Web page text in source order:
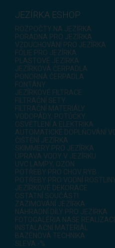
JEZÍRKA ESHOP
ROZPOČTY NA JEZÍRKA
PORADNA PRO JEZÍRKA
VZDUCHOVÁNÍ PRO JEZÍRKA
FÓLIE PRO JEZÍRKA
PLASTOVÉ JEZÍRKA
JEZÍRKOVÁ ČERPADLA
PONORNÁ ČERPADLA
FONTÁNY
JEZÍRKOVÉ FILTRACE
FILTRAČNÍ SETY
FILTRAČNÍ MATERIÁLY
VODOPÁDY, POTŮČKY
OSVĚTLENÍ A ELEKTRIKA
AUTOMATICKÉ DOPLŇOVÁNÍ
ČIŠTĚNÍ JEZÍRKA
SKIMMERY PRO JEZÍRKA
ÚPRAVA VODY V JEZÍRKU
UVC LAMPY, OZON
POTŘEBY PRO CHOV RYB
POTŘEBY PRO VODNÍ
JEZÍRKOVÉ DEKORACE
OSTATNÍ SOUČÁSTI
ZAZIMOVÁNÍ JEZÍRKA
NÁHRADNÍ DÍLY PRO JEZÍRKA
FOTOGALÉRIA NAŠE
INSTALAČNÍ MATERIÁL
BAZÉNOVÁ TECHNIKA
SLEVA -%